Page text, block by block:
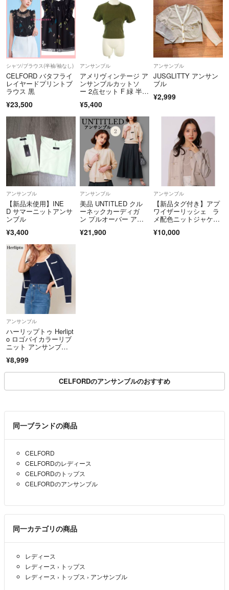
シャツ/ブラウス(半袖/袖なし)
CELFORD バタフライ
レイヤードプリントブ
ラウス 黒
¥23,500
アンサンブル
アメリヴィンテージ ア
ンサンブルカットソ
ー 2点セット F 緑 半
¥5,400
アンサンブル
JUSGLITTY アンサン
ブル
¥2,999
アンサンブル
【新品未使用】INE
D サマーニットアンサ
ンブル
¥3,400
アンサンブル
美品 UNTITLED クル
ーネックカーディガ
ン プルオーバー アン
¥21,900
アンサンブル
【新品タグ付き】アプ
ワイザーリッシェ ラ
メ配色ニットジャケッ
¥10,000
アンサンブル
ハーリップトゥ Herlipt
o ロゴバイカラーリブ
ニット アンサンブ
ン ノースリーブ ネイ
ビー M 美品
¥8,999
CELFORDのアンサンブルのおすすめ
同一ブランドの商品
CELFORD
CELFORDのレディース
CELFORDのトップス
CELFORDのアンサンブル
同一カテゴリの商品
レディース
レディース › トップス
レディース › トップス › アンサンブル